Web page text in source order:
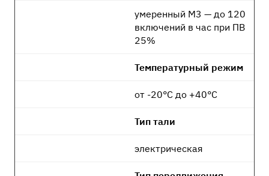
умеренный М3 — до 120
включений в час при ПВ
25%
Температурный режим
от -20°C до +40°C
Тип тали
электрическая